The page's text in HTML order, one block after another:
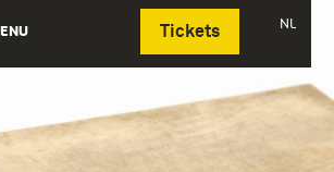
Tickets NL
Deutsch